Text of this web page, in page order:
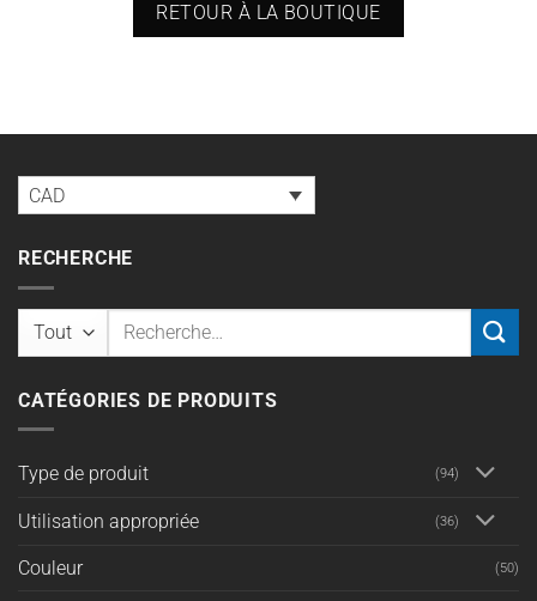
RETOUR À LA BOUTIQUE
CAD
RECHERCHE
Recherche
CATÉGORIES DE PRODUITS
Type de produit (94)
Utilisation appropriée (36)
Couleur (50)